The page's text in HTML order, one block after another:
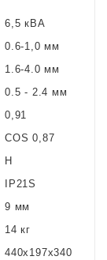
6,5 кВА
0.6-1,0 мм
1.6-4.0 мм
0.5 - 2.4 мм
0,91
COS 0,87
H
IP21S
9 мм
14 кг
440x197x340